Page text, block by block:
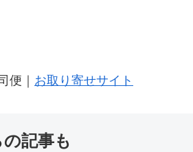
便｜ お取り寄せサイト
記事も